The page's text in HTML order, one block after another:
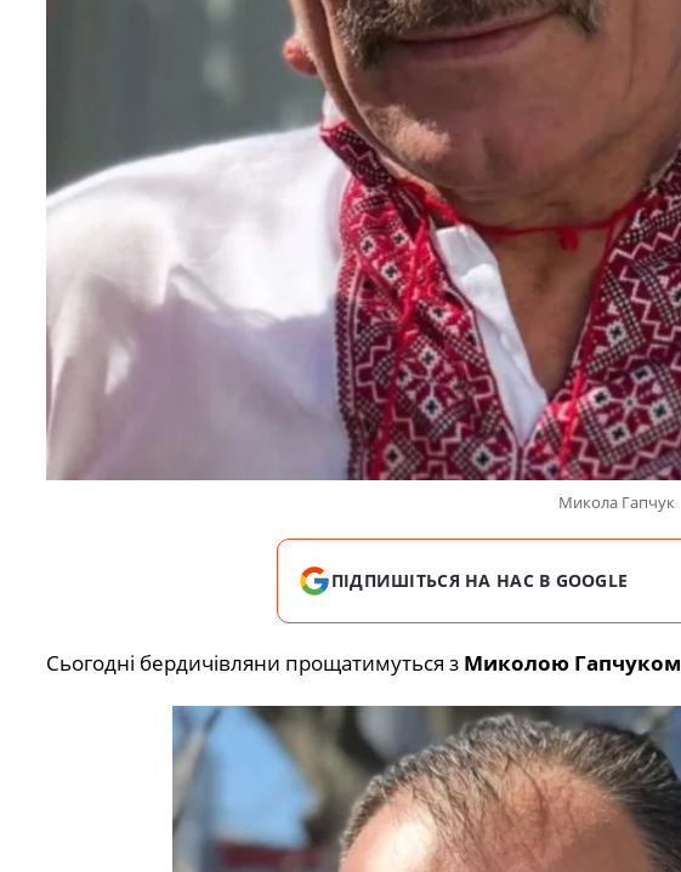
Микола Гапчук
ПІДПИШІТЬСЯ НА НАС В GOOGLE
Сьогодні бердичівляни прощатимуться з Миколою Гапчуком